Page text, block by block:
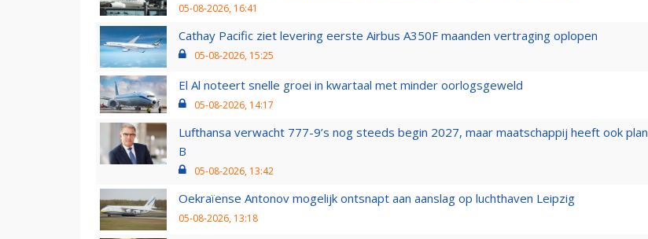
05-08-2026, 16:41
Cathay Pacific ziet levering eerste Airbus A350F maanden vertraging oplopen
05-08-2026, 15:25
El Al noteert snelle groei in kwartaal met minder oorlogsgeweld
05-08-2026, 14:17
Lufthansa verwacht 777-9’s nog steeds begin 2027, maar maatschappij heeft ook plan
B
05-08-2026, 13:42
Oekraïense Antonov mogelijk ontsnapt aan aanslag op luchthaven Leipzig
05-08-2026, 13:18